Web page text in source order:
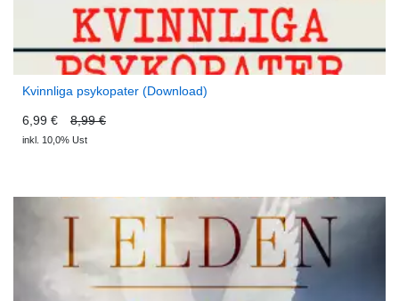
Kvinnliga psykopater (Download)
6,99 € 8,99 €
inkl. 10,0% Ust